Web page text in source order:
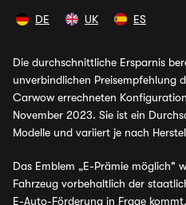
DE UK ES
Die durchschnittliche Ersparnis
unverbindlichen Preisempfehlung
Carwow errechneten
November 2023. Sie ist ein
Modelle und variiert je nach
Das Emblem „E-Prämie möglich"
Fahrzeug vorbehaltlich der
E-Auto-Förderung in Frage